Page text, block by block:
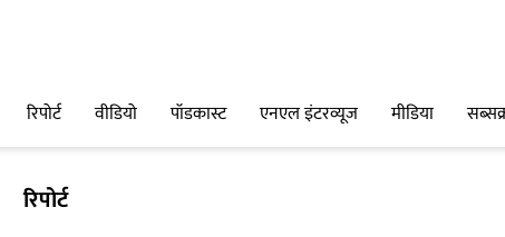
रिपोर्ट वीडियो पॉडकास्ट एनएल इंटरव्यूज मीडिया
रिपोर्ट